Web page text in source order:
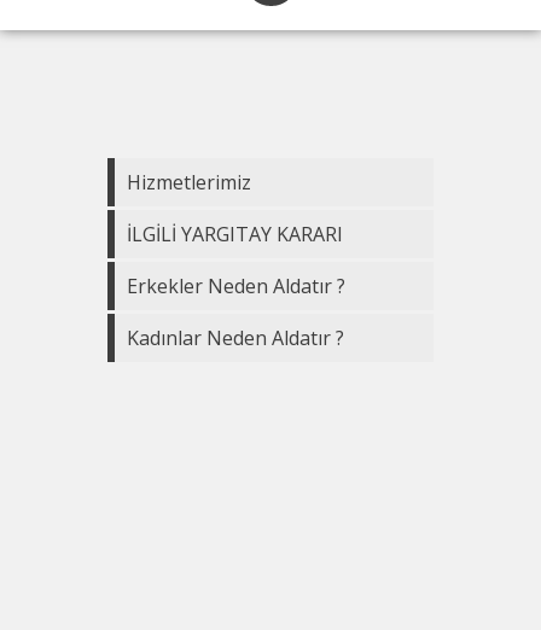
Hizmetlerimiz
İLGİLİ YARGITAY KARARI
Erkekler Neden Aldatır ?
Kadınlar Neden Aldatır ?